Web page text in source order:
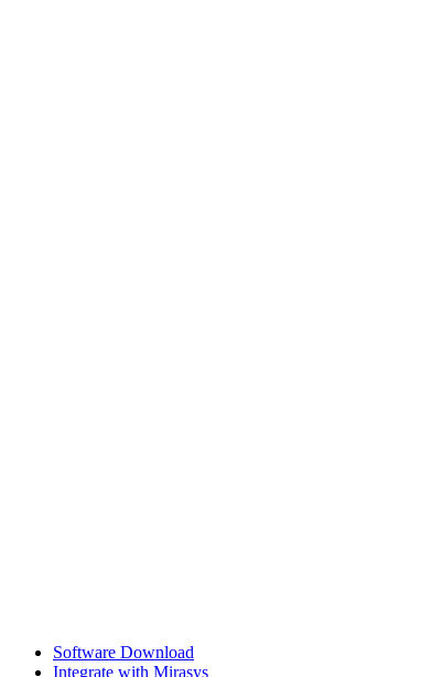
Software Download
Integrate with Mirasys